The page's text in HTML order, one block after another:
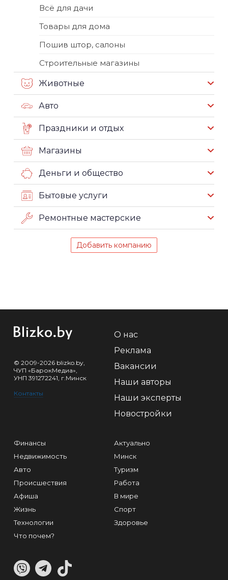
Всё для дачи
Товары для дома
Пошив штор, салоны
Строительные магазины
Животные
Авто
Праздники и отдых
Магазины
Деньги и общество
Бытовые услуги
Ремонтные мастерские
Добавить компанию
© 2009-2026 blizko.by,
ЧУП «БарокМедиа»,
УНП 391272241, г.Минск
Контакты
О нас
Реклама
Вакансии
Наши авторы
Наши эксперты
Новостройки
Финансы
Недвижимость
Авто
Происшествия
Афиша
Жизнь
Технологии
Что почем?
Актуально
Минск
Туризм
Работа
В мире
Спорт
Здоровье